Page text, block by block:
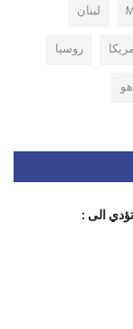
لبنان
روسيا
الى :